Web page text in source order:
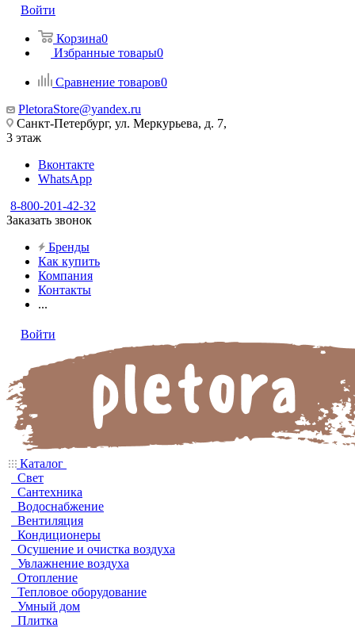
Войти
Корзина0
Избранные товары0
Сравнение товаров0
PletoraStore@yandex.ru
Санкт-Петербург, ул. Меркурьева, д. 7,
3 этаж
Вконтакте
WhatsApp
8-800-201-42-32
Заказать звонок
Бренды
Как купить
Компания
Контакты
...
Войти
Каталог
Свет
Сантехника
Водоснабжение
Вентиляция
Кондиционеры
Осушение и очистка воздуха
Увлажнение воздуха
Отопление
Тепловое оборудование
Умный дом
Плитка